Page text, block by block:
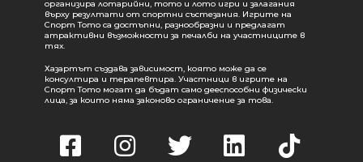
организира лотарийни, тото и лото игри и залагания
върху резултати от спортни състезания. Игрите на
Спорт Тото са достъпни, разнообразни и предлагат
атрактивни възможности за печалби на участниците в
тях.
Хазартът създава зависимост, която може да се
консултира и терапевтира. Участници в игрите на
Спорт Тото могат да бъдат само дееспособни физически
лица, за които няма законово ограничение за това.